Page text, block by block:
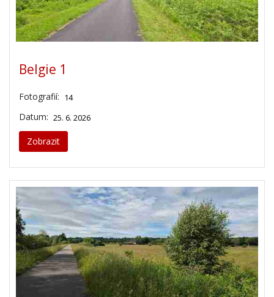
Belgie 1
Fotografií: 14
Datum: 25. 6. 2026
Zobrazit